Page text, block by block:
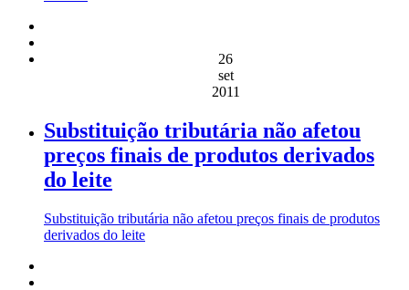
26
set
2011
Substituição tributária não afetou
preços finais de produtos derivados
do leite
Substituição tributária não afetou preços finais de produtos
derivados do leite